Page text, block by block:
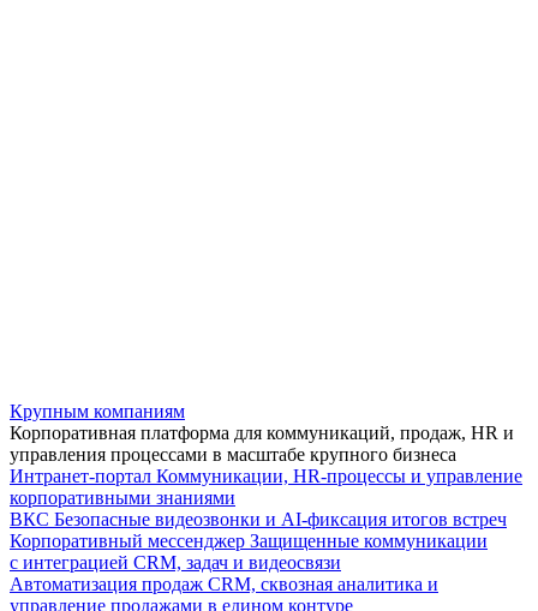
Крупным компаниям
Корпоративная платформа для коммуникаций, продаж, HR и
управления процессами в масштабе крупного бизнеса
Интранет-портал Коммуникации, HR-процессы и управление
корпоративными знаниями
ВКС Безопасные видеозвонки и AI-фиксация итогов встреч
Корпоративный мессенджер Защищенные коммуникации
с интеграцией CRM, задач и видеосвязи
Автоматизация продаж CRM, сквозная аналитика и
управление продажами в едином контуре